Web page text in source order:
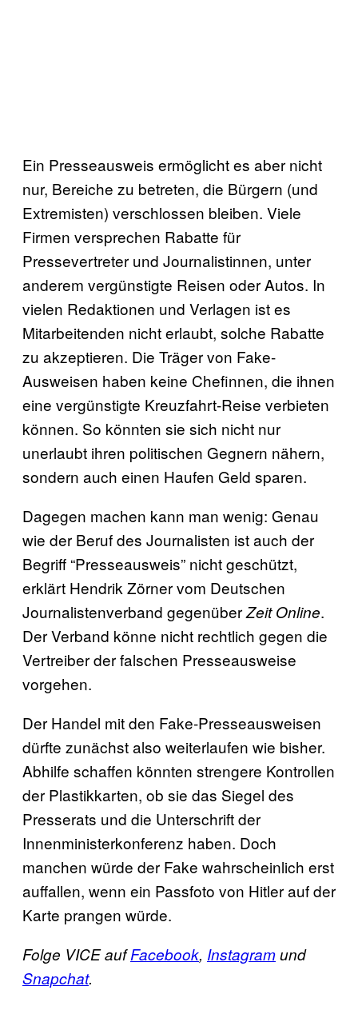
Ein Presseausweis ermöglicht es aber nicht
nur, Bereiche zu betreten, die Bürgern (und
Extremisten) verschlossen bleiben. Viele
Firmen versprechen Rabatte für
Pressevertreter und Journalistinnen, unter
anderem vergünstigte Reisen oder Autos. In
vielen Redaktionen und Verlagen ist es
Mitarbeitenden nicht erlaubt, solche Rabatte
zu akzeptieren. Die Träger von Fake-
Ausweisen haben keine Chefinnen, die ihnen
eine vergünstigte Kreuzfahrt-Reise verbieten
können. So könnten sie sich nicht nur
unerlaubt ihren politischen Gegnern nähern,
sondern auch einen Haufen Geld sparen.
Dagegen machen kann man wenig: Genau
wie der Beruf des Journalisten ist auch der
Begriff “Presseausweis” nicht geschützt,
erklärt Hendrik Zörner vom Deutschen
Journalistenverband gegenüberZeit Online.
Der Verband könne nicht rechtlich gegen die
Vertreiber der falschen Presseausweise
vorgehen.
Der Handel mit den Fake-Presseausweisen
dürfte zunächst also weiterlaufen wie bisher.
Abhilfe schaffen könnten strengere Kontrollen
der Plastikkarten, ob sie das Siegel des
Presserats und die Unterschrift der
Innenministerkonferenz haben. Doch
manchen würde der Fake wahrscheinlich erst
auffallen, wenn ein Passfoto von Hitler auf der
Karte prangen würde.
Folge VICE aufFacebook, Instagramund
Snapchat.